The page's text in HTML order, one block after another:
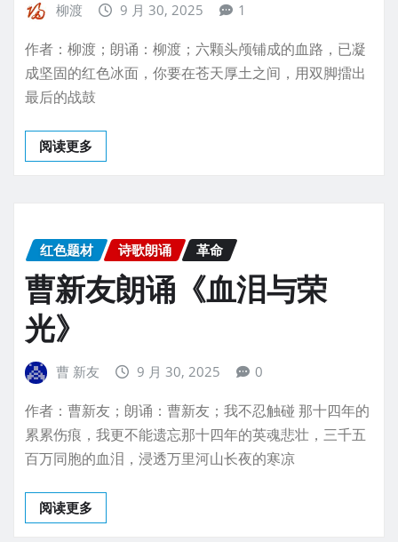
柳渡 9 月 30, 2025 1
作者：柳渡；朗诵：柳渡；六颗头颅铺成的血路，已凝
成坚固的红色冰面，你要在苍天厚土之间，用双脚擂出
最后的战鼓
阅读更多
红色题材 诗歌朗诵 革命
曹新友朗诵《血泪与荣
光》
曹 新友 9 月 30, 2025 0
作者：曹新友；朗诵：曹新友；我不忍触碰 那十四年的
累累伤痕，我更不能遗忘那十四年的英魂悲壮，三千五
百万同胞的血泪，浸透万里河山长夜的寒凉
阅读更多